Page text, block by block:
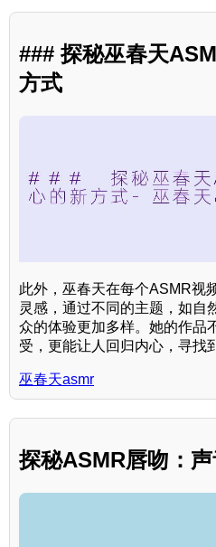
### 探秘巫春天
方式
此外，巫春天在每个ASMR视
灵感，通过不同的主题，如自
众的体验更加多样。她的作品
受，更能让人回归内心，寻找
巫春天asmr
探秘ASMR唇吻：